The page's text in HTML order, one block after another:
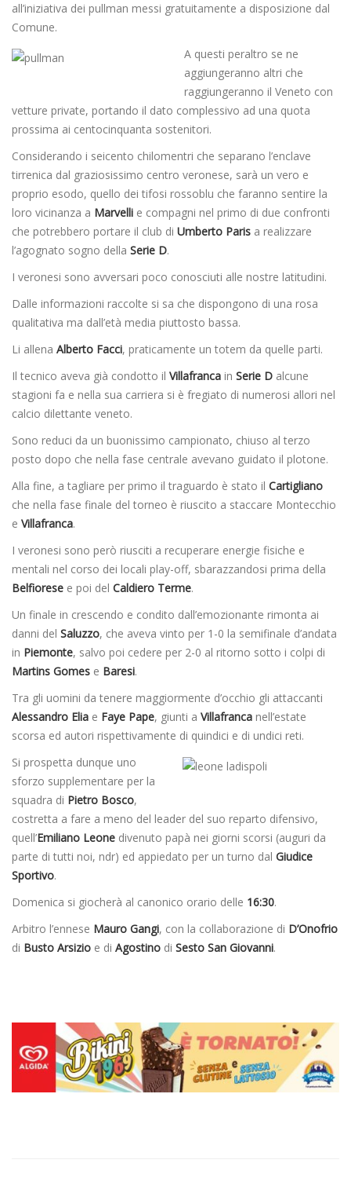
all’iniziativa dei pullman messi gratuitamente a disposizione dal
Comune.
A questi peraltro se ne
aggiungeranno altri che
raggiungeranno il Veneto con
vetture private, portando il dato complessivo ad una quota
prossima ai centocinquanta sostenitori.
Considerando i seicento chilomentri che separano l’enclave
tirrenica dal graziosissimo centro veronese, sarà un vero e
proprio esodo, quello dei tifosi rossoblu che faranno sentire la
loro vicinanza a Marvelli e compagni nel primo di due confronti
che potrebbero portare il club di Umberto Paris a realizzare
l’agognato sogno della Serie D.
I veronesi sono avversari poco conosciuti alle nostre latitudini.
Dalle informazioni raccolte si sa che dispongono di una rosa
qualitativa ma dall’età media piuttosto bassa.
Li allena Alberto Facci, praticamente un totem da quelle parti.
Il tecnico aveva già condotto il Villafranca in Serie D alcune
stagioni fa e nella sua carriera si è fregiato di numerosi allori nel
calcio dilettante veneto.
Sono reduci da un buonissimo campionato, chiuso al terzo
posto dopo che nella fase centrale avevano guidato il plotone.
Alla fine, a tagliare per primo il traguardo è stato il Cartigliano
che nella fase finale del torneo è riuscito a staccare Montecchio
e Villafranca.
I veronesi sono però riusciti a recuperare energie fisiche e
mentali nel corso dei locali play-off, sbarazzandosi prima della
Belfiorese e poi del Caldiero Terme.
Un finale in crescendo e condito dall’emozionante rimonta ai
danni del Saluzzo, che aveva vinto per 1-0 la semifinale d’andata
in Piemonte, salvo poi cedere per 2-0 al ritorno sotto i colpi di
Martins Gomes e Baresi.
Tra gli uomini da tenere maggiormente d’occhio gli attaccanti
Alessandro Elia e Faye Pape, giunti a Villafranca nell’estate
scorsa ed autori rispettivamente di quindici e di undici reti.
Si prospetta dunque uno
sforzo supplementare per la
squadra di Pietro Bosco,
costretta a fare a meno del leader del suo reparto difensivo,
quell’Emiliano Leone divenuto papà nei giorni scorsi (auguri da
parte di tutti noi, ndr) ed appiedato per un turno dal Giudice
Sportivo.
Domenica si giocherà al canonico orario delle 16:30.
Arbitro l’ennese Mauro Gangi, con la collaborazione di D’Onofrio
di Busto Arsizio e di Agostino di Sesto San Giovanni.